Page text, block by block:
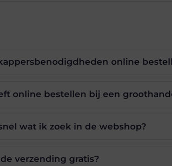
online
online bestellen bij een
wat ik zoek in de webshop?
de verzending gratis?